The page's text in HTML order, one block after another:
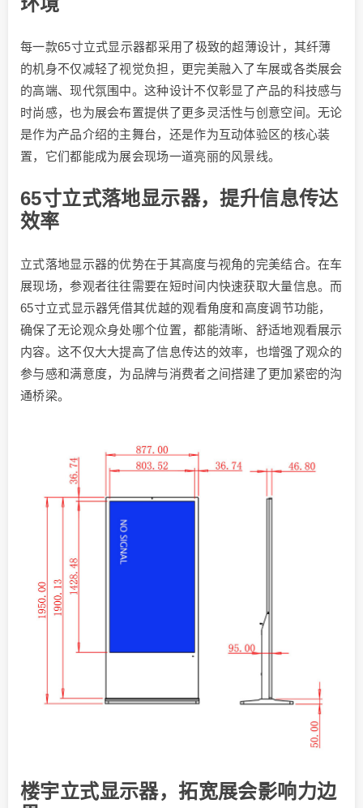
每一款65寸立式显示器都采用了极致的超薄设计，其纤薄
的机身不仅减轻了视觉负担，更完美融入了车展或各类展会
的高端、现代氛围中。这种设计不仅彰显了产品的科技感与
时尚感，也为展会布置提供了更多灵活性与创意空间。无论
是作为产品介绍的主舞台，还是作为互动体验区的核心装
置，它们都能成为展会现场一道亮丽的风景线。
65寸立式落地显示器，提升信息传达
效率
立式落地显示器的优势在于其高度与视角的完美结合。在车
展现场，参观者往往需要在短时间内快速获取大量信息。而
65寸立式显示器凭借其优越的观看角度和高度调节功能，
确保了无论观众身处哪个位置，都能清晰、舒适地观看展示
内容。这不仅大大提高了信息传达的效率，也增强了观众的
参与感和满意度，为品牌与消费者之间搭建了更加紧密的沟
通桥梁。
楼宇立式显示器，拓宽展会影响力边